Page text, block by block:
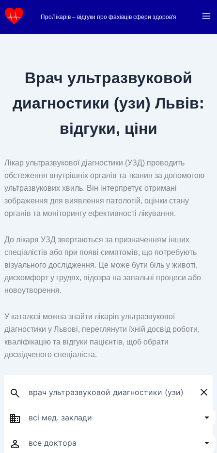
до
ПроЛікарів – відгуки про фахівців сфери здоров'я
Врач ультразвуковой
диагностики (узи) Львів:
відгуки, ціни
Лікар ультразвукової діагностики (УЗД) проводить
обстеження внутрішніх органів та тканин за допомогою
ультразвукових хвиль. Він інтерпретує отримані
зображення для виявлення патологій, оцінки стану
органів та моніторингу ефективності лікування.
До лікаря УЗД звертаються за призначенням інших
спеціалістів або при появі симптомів, що потребують
візуального дослідження. Це може бути біль у животі,
дискомфорт у грудях, підозра на запальні процеси або
новоутворення.
У каталозі можна знайти лікарів ультразвукової
діагностики у Львові, переглянути їхній досвід роботи,
кваліфікацію та відгуки пацієнтів, щоб обрати
досвідченого спеціаліста.